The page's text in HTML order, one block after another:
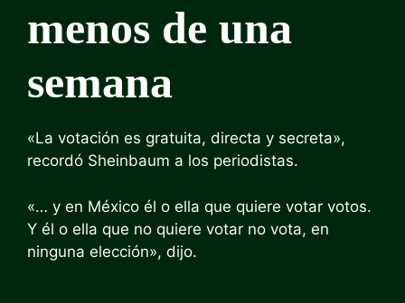
menos de una
semana
«La votación es gratuita, directa y secreta»,
recordó Sheinbaum a los periodistas.
«… y en México él o ella que quiere votar votos.
Y él o ella que no quiere votar no vota, en
ninguna elección», dijo.